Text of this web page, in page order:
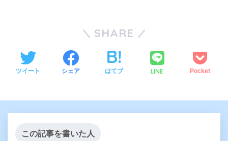
SHARE
ツイート シェア はてブ LINE Pocket
この記事を書いた人